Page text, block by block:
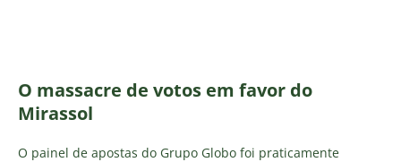
O massacre de votos em favor do
Mirassol
O painel de apostas do Grupo Globo foi praticamente